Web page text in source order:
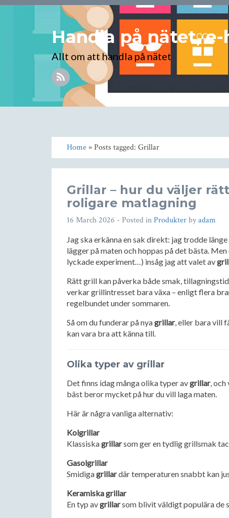
Handla på nätet,
Allt om att handla på nätet
Home» Posts tagged: Grillar
Grillar – hur du väljer
roligare matlagning
16 March 2026 - Posted inProdukterbyadam
Jag ska erkänna en sak direkt: jag trodde
lägger på maten och hoppas på det bästa.
lyckade experiment…) insåg jag att valet av
Rätt grill kan påverka både smak,
verkar grillintresset bara växa – enligt flera
regelbundet under sommaren.
Så om du funderar på nyagrillar, eller bara vill
kan vara bra att känna till.
Olika typer av grillar
Det finns idag många olika typer avgrillar, och
bäst beror mycket på hur du vill laga maten.
Här är några vanliga alternativ:
Kolgrillar
Klassiskagrillarsom ger en tydlig grillsmak
Gasolgrillar
Smidigagrillardär temperaturen snabbt kan
Keramiska grillar
En typ avgrillarsom blivit väldigt populära de